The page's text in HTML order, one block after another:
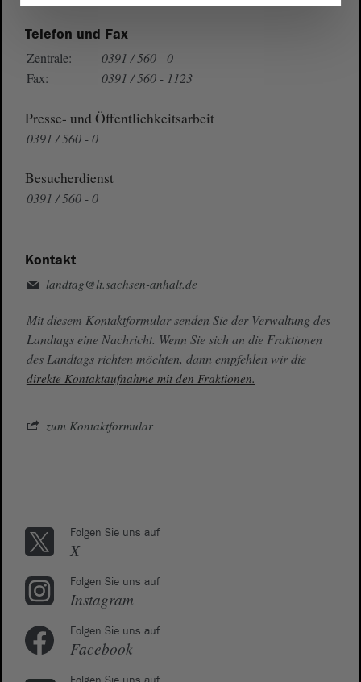
Telefon und Fax
Zentrale:
0391 / 560 - 0
Fax:
0391 / 560 - 1123
Presse- und Öffentlichkeitsarbeit
0391 / 560 - 0
Besucherdienst
0391 / 560 - 0
Kontakt
landtag@lt.sachsen-anhalt.de
Mit diesem Kontaktformular senden Sie der Verwaltung des
Landtags eine Nachricht. Wenn Sie sich an die Fraktionen
des Landtags richten möchten, dann empfehlen wir die
direkte Kontaktaufnahme mit den Fraktionen.
zum Kontaktformular
Folgen Sie uns auf
X
Folgen Sie uns auf
Instagram
Folgen Sie uns auf
Facebook